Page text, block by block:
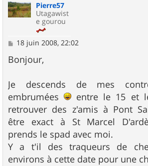
Pierre57
Utagawist
e gourou
M
s
s
g
e
18 juin 2008, 22:02
Bonjour,
Je descends de mes
embrumées
entre le 15 et
retrouver des z'amis à Pont
être exact à St Marcel
prends le spad avec moi.
Y a t'il des traqueurs de
environs à cette date pour une